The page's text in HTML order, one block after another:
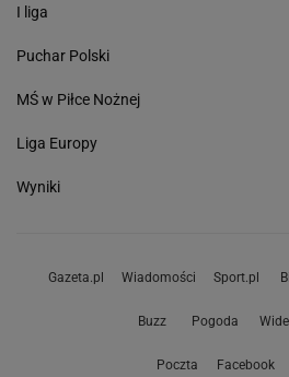
I liga
Puchar Polski
MŚ w Piłce Nożnej
Liga Europy
Wyniki
Gazeta.pl Wiadomości Sport.pl
Buzz Pogoda
Poczta Facebook